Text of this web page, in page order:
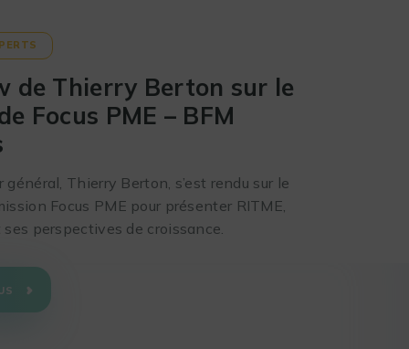
de Thierry Berton sur le
Focus PME – BFM
Thierry Berton, s’est rendu sur le
Focus PME pour présenter RITME,
perspectives de croissance.